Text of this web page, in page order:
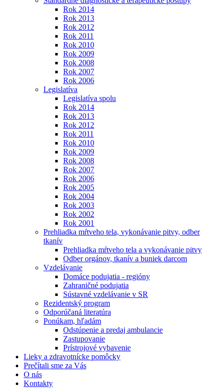
Rok 2014
Rok 2013
Rok 2012
Rok 2011
Rok 2010
Rok 2009
Rok 2008
Rok 2007
Rok 2006
Legislatíva
Legislatíva spolu
Rok 2014
Rok 2013
Rok 2012
Rok 2011
Rok 2010
Rok 2009
Rok 2008
Rok 2007
Rok 2006
Rok 2005
Rok 2004
Rok 2003
Rok 2002
Rok 2001
Prehliadka mŕtveho tela, vykonávanie pitvy, odber
tkanív
Prehliadka mŕtveho tela a vykonávanie pitvy
Odber orgánov, tkanív a buniek darcom
Vzdelávanie
Domáce podujatia - regióny
Zahraničné podujatia
Sústavné vzdelávanie v SR
Rezidentský program
Odporúčaná literatúra
Ponúkam, hľadám
Odstúpenie a predaj ambulancie
Zastupovanie
Prístrojové vybavenie
Lieky a zdravotnícke pomôcky
Prečítali sme za Vás
O nás
Kontakty